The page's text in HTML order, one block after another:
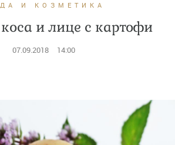
И КОЗМЕТИКА
и лице с картофи
07.09.2018 14:00